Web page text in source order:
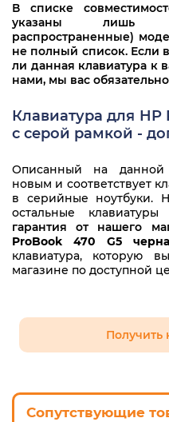
В списке
указаны лишь
распространенные)
не полный список. Если
ли данная клавиатура к
нами, мы вас
Клавиатура для HP
с серой рамкой -
Описанный на данной
новым и соответствует
в серийные ноутбуки.
остальные
гарантия от нашего
ProBook 470 G5
клавиатура, которую
магазине по доступной
Получить
Сопутствующие